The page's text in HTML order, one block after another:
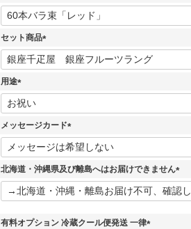
(
必
セット商品
(
必
用途
(
必
須
メッセージカード
(
必
須
北海道・沖縄県及び離島へはお届けできません
(
必
有料オプション 冷蔵クール便発送 一律